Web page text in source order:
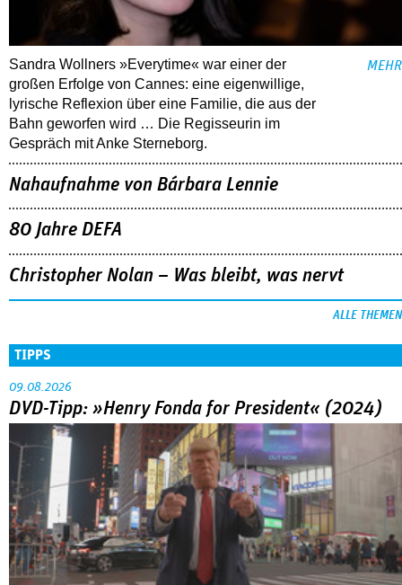
Sandra Wollners »Everytime« war einer der
großen Erfolge von Cannes: eine eigenwillige,
lyrische Reflexion über eine ­Familie, die aus der
Bahn geworfen wird … Die Regisseurin im
Gespräch mit Anke Sterneborg.
MEHR
Nahaufnahme von Bárbara Lennie
80 Jahre DEFA
Christopher Nolan – Was bleibt, was nervt
ALLE THEMEN
TIPPS
09.08.2026
DVD-Tipp: »Henry Fonda for President« (2024)